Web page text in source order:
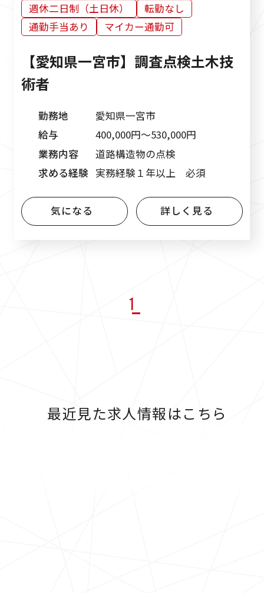
週休二日制（土日休）
転勤なし
通勤手当あり
マイカー通勤可
【愛知県一宮市】調査点検土木技
術者
勤務地
愛知県一宮市
給与
400,000円〜530,000円
業務内容
道路構造物の点検
求める経験 実務経験１年以上 必須
気になる 詳しく見る
1
最近見た求人情報はこちら